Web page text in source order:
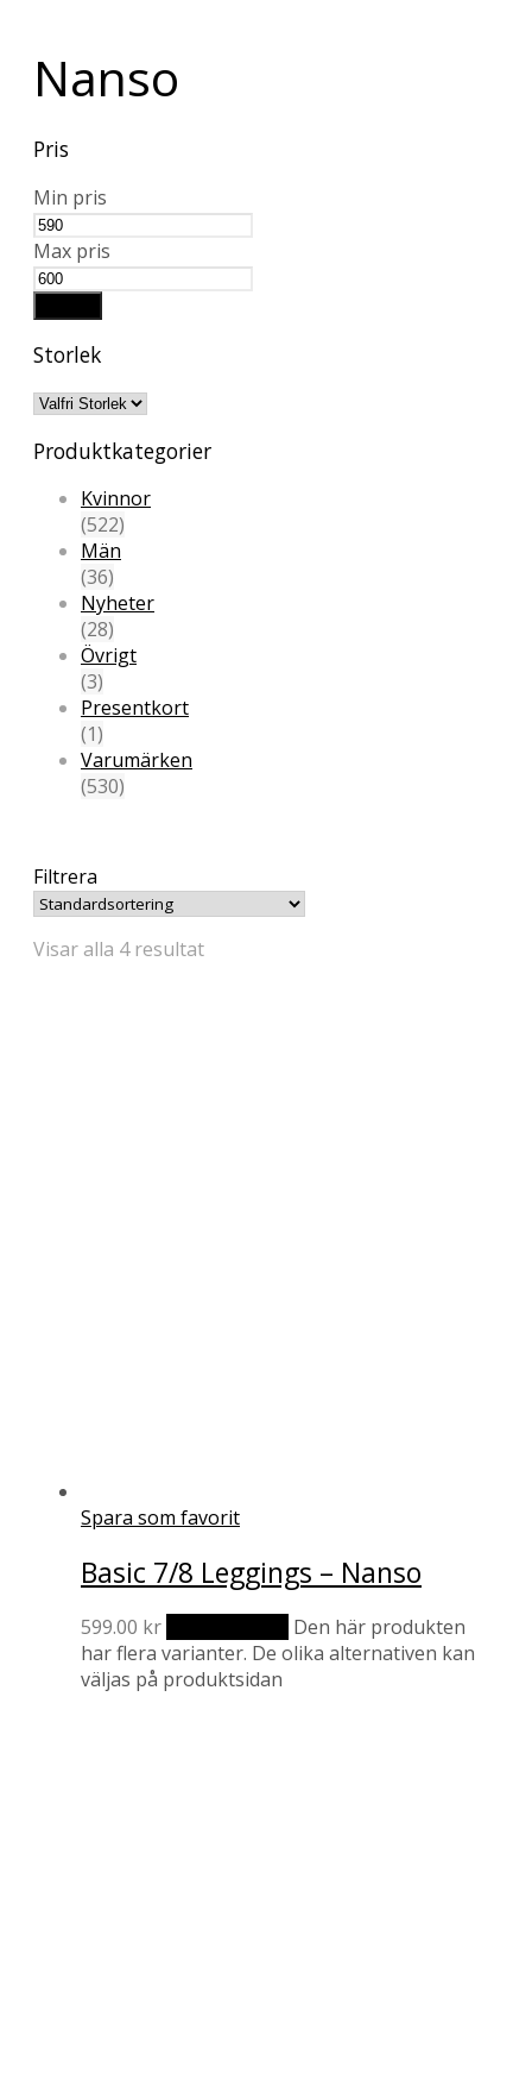
Nanso
Pris
Min pris
Max pris
Storlek
Produktkategorier
Kvinnor
(522)
Män
(36)
Nyheter
(28)
Övrigt
(3)
Presentkort
(1)
Varumärken
(530)
Filtrera
Visar alla 4 resultat
Spara som favorit
Basic 7/8 Leggings – Nanso
599.00 kr
Den här produkten
har flera varianter. De olika alternativen kan
väljas på produktsidan